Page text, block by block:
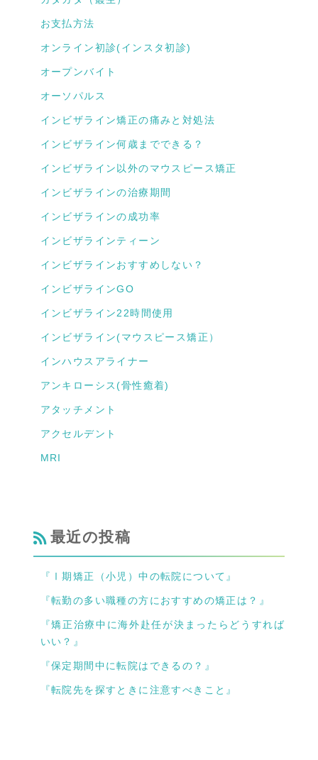
お支払方法
オンライン初診(インスタ初診)
オープンバイト
オーソパルス
インビザライン矯正の痛みと対処法
インビザライン何歳までできる？
インビザライン以外のマウスピース矯正
インビザラインの治療期間
インビザラインの成功率
インビザラインティーン
インビザラインおすすめしない？
インビザラインGO
インビザライン22時間使用
インビザライン(マウスピース矯正）
インハウスアライナー
アンキローシス(骨性癒着)
アタッチメント
アクセルデント
MRI
最近の投稿
『Ⅰ期矯正（小児）中の転院について』
『転勤の多い職種の方におすすめの矯正は？』
『矯正治療中に海外赴任が決まったらどうすれば
いい？』
『保定期間中に転院はできるの？』
『転院先を探すときに注意すべきこと』